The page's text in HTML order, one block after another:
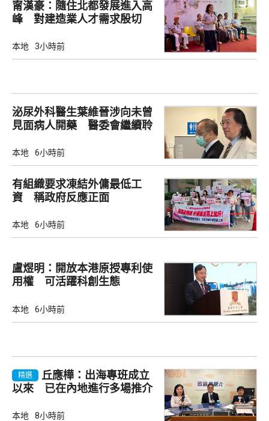
甯漢豪：隨住北都發展進入高
峰 對建造業人才需求殷切
本地 3小時前
泌尿外科醫生葉維晉涉向未曾
見面病人開藥 醫委會繼續聆
本地 6小時前
有組織要求凍結外傭最低工
資 稱政府反應正面
本地 6小時前
盧煜明：開放本港原授專利使
用權 可活躍科創生態
本地 6小時前
精選
丘應樺：出海專班成立
以來 已在內地進行多場推介
本地 8小時前